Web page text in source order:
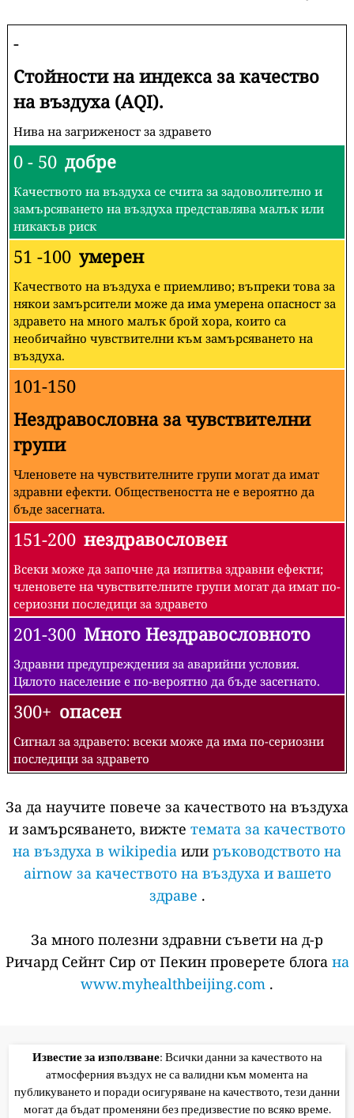
-
Стойности на индекса за качество
на въздуха (AQI).
Нива на загриженост за здравето
0 - 50 добре
Качеството на въздуха се счита за задоволително и
замърсяването на въздуха представлява малък или
никакъв риск
51 -100 умерен
Качеството на въздуха е приемливо; въпреки това за
някои замърсители може да има умерена опасност за
здравето на много малък брой хора, които са
необичайно чувствителни към замърсяването на
въздуха.
101-150
Нездравословна за чувствителни
групи
Членовете на чувствителните групи могат да имат
здравни ефекти. Обществеността не е вероятно да
бъде засегната.
151-200 нездравословен
Всеки може да започне да изпитва здравни ефекти;
членовете на чувствителните групи могат да имат по-
сериозни последици за здравето
201-300 Много Нездравословното
Здравни предупреждения за аварийни условия.
Цялото население е по-вероятно да бъде засегнато.
300+ опасен
Сигнал за здравето: всеки може да има по-сериозни
последици за здравето
За да научите повече за качеството на въздуха
и замърсяването, вижте темата за качеството
на въздуха в wikipedia или ръководството на
airnow за качеството на въздуха и вашето
здраве .
За много полезни здравни съвети на д-р
Ричард Сейнт Сир от Пекин проверете блога на
www.myhealthbeijing.com .
Известие за използване: Всички данни за качеството на
атмосферния въздух не са валидни към момента на
публикуването и поради осигуряване на качеството, тези данни
могат да бъдат променяни без предизвестие по всяко време.